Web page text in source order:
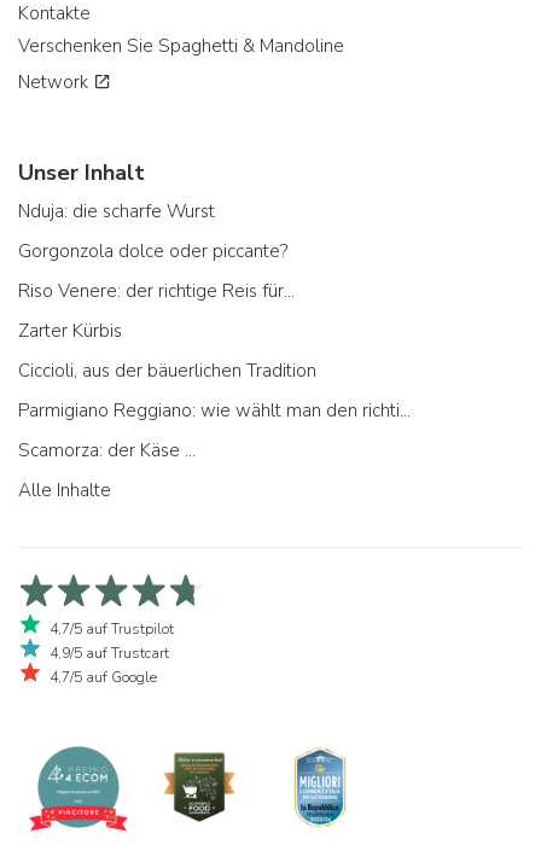
Kontakte
Verschenken Sie Spaghetti & Mandoline
Network
Unser Inhalt
Nduja: die scharfe Wurst
Gorgonzola dolce oder piccante?
Riso Venere: der richtige Reis für...
Zarter Kürbis
Ciccioli, aus der bäuerlichen Tradition
Parmigiano Reggiano: wie wählt man den richtigen aus
Scamorza: der Käse ...
Alle Inhalte
4,7/5 auf Trustpilot
4,9/5 auf Trustcart
4,7/5 auf Google